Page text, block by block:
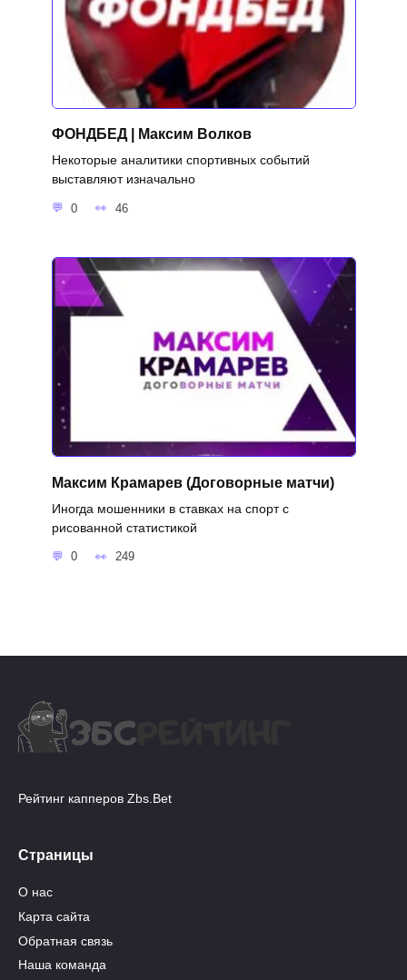
ФОНДБЕД | Максим Волков
Некоторые аналитики спортивных событий
выставляют изначально
0 46
Максим Крамарев (Договорные матчи)
Иногда мошенники в ставках на спорт с
рисованной статистикой
0 249
Рейтинг капперов Zbs.Bet
Страницы
О нас
Карта сайта
Обратная связь
Наша команда